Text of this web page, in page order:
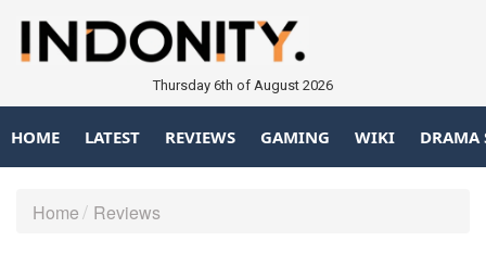
Thursday 6th of August 2026
HOME LATEST REVIEWS GAMING WIKI DRAMA
Home Reviews